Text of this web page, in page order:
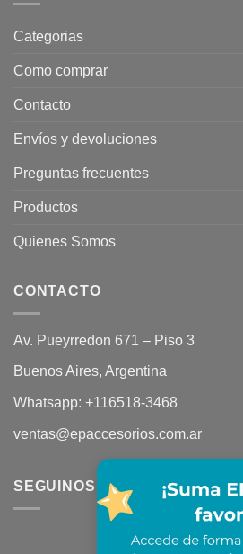
Categorias
Como comprar
Contacto
Envíos y devoluciones
Preguntas frecuentes
Productos
Quienes Somos
CONTACTO
Av. Pueyrredon 671 – Piso 3
Buenos Aires, Argentina
Whatsapp: +116518-3468
ventas@epaccesorios.com.ar
SEGUINOS EN REDES